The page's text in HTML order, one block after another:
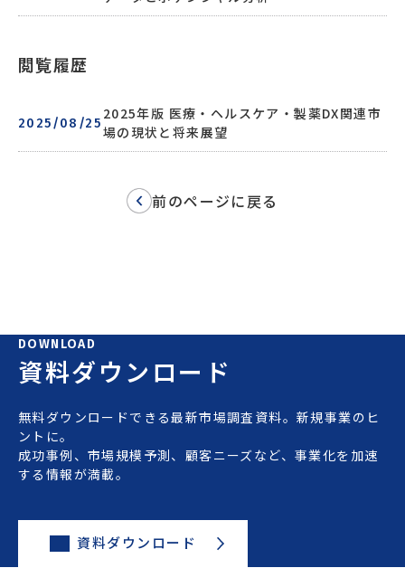
閲覧履歴
2025/08/25
2025年版 医療・ヘルスケア・製薬DX関連市
場の現状と将来展望
前のページに戻る
DOWNLOAD
資料ダウンロード
無料ダウンロードできる最新市場調査資料。新規事業のヒ
ントに。
成功事例、市場規模予測、顧客ニーズなど、事業化を加速
する情報が満載。
資料ダウンロード